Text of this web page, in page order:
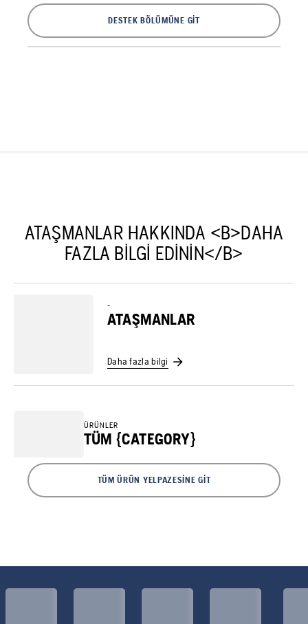
DESTEK BÖLÜMÜNE GIT
ATAŞMANLAR HAKKINDA <B>DAHA
FAZLA BILGI EDININ</B>
-
ATAŞMANLAR
Daha fazla bilgi
ÜRÜNLER
TÜM {CATEGORY}
TÜM ÜRÜN YELPAZESINE GIT